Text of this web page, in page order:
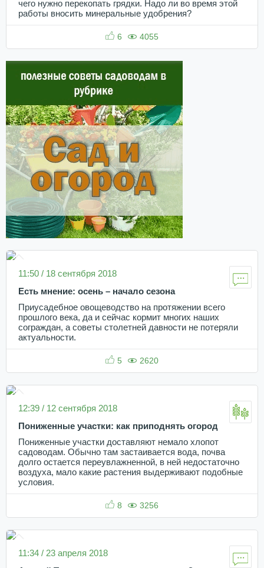
чего нужно перекопать грядки. Надо ли во время этой
работы вносить минеральные удобрения?
6 4055
11:50 / 18 сентября 2018
Есть мнение: осень – начало сезона
Приусадебное овощеводство на протяжении всего
прошлого века, да и сейчас кормит многих наших
сограждан, а советы столетней давности не потеряли
актуальности.
5 2620
12:39 / 12 сентября 2018
Пониженные участки: как приподнять огород
Пониженные участки доставляют немало хлопот
садоводам. Обычно там застаивается вода, почва
долго остается переувлажненной, в ней недостаточно
воздуха, мало какие растения выдерживают подобные
условия.
8 3256
11:34 / 23 апреля 2018